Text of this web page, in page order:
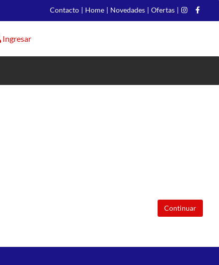
Contacto | Home | Novedades | Ofertas |
Ingresar
Continuar